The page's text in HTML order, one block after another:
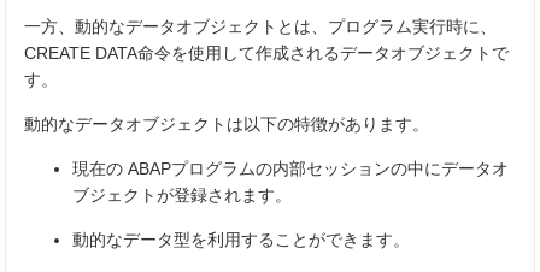
一方、動的なデータオブジェクトとは、プログラム実行時に、
CREATE DATA命令を使用して作成されるデータオブジェクトで
す。
動的なデータオブジェクトは以下の特徴があります。
現在の ABAPプログラムの内部セッションの中にデータオ
ブジェクトが登録されます。
動的なデータ型を利用することができます。